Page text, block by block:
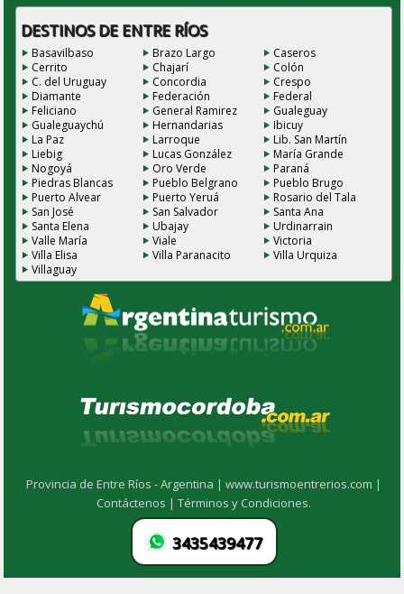
DESTINOS DE ENTRE RÍOS
Basavilbaso Brazo Largo
Caseros
Cerrito
Chajarí
Colón
C. del Uruguay
Concordia
Crespo
Diamante
Federación
Federal
Feliciano
General Ramirez
Gualeguay
Gualeguaychú
Hernandarias
Ibicuy
La Paz
Larroque
Lib. San Martín
Liebig
Lucas González
María Grande
Nogoyá
Oro Verde
Paraná
Piedras Blancas
Pueblo Belgrano
Pueblo Brugo
Puerto Alvear
Puerto Yeruá
Rosario del Tala
San José
San Salvador
Santa Ana
Santa Elena
Ubajay
Urdinarrain
Valle María
Viale
Victoria
Villa Elisa
Villa Paranacito
Villa Urquiza
Villaguay
Provincia de Entre Ríos - Argentina |www.turismoentrerios.com |
Contáctenos |Términos y Condiciones.
3435439477